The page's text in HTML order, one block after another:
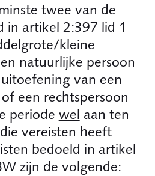
twee van de
in artikel 2:397 lid 1
kleine
natuurlijke persoon
van een
een rechtspersoon
periode wel aan ten
vereisten heeft
bedoeld in artikel
zijn de volgende: